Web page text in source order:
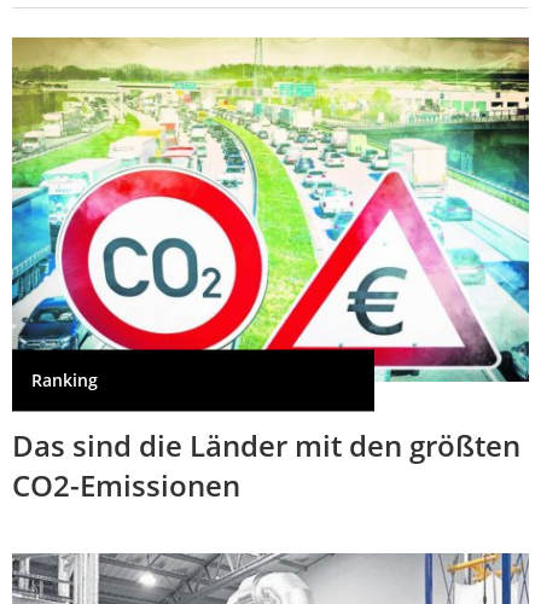
Ranking
Das sind die Länder mit den größten
CO2-Emissionen